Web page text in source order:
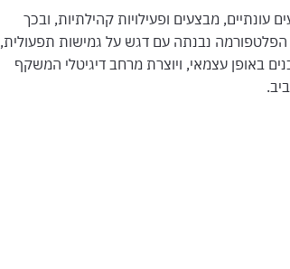
מבצעים ופעילויות קהילתיות, ובכך
נבנתה עם דגש על גמישות תפעולית,
באופן עצמאי, ויוצרת מרחב דיגיטלי המשקף